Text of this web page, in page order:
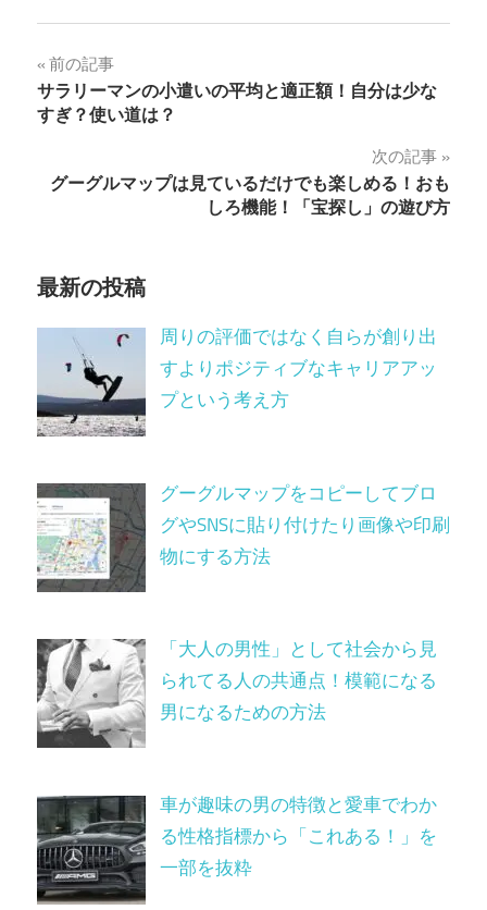
投
稿
ビ
ー
シ
ョ
ン
前の記事
サラリーマンの小遣いの平均と適正額！自分は少な
すぎ？使い道は？
次の記事
グーグルマップは見ているだけでも楽しめる！おも
しろ機能！「宝探し」の遊び方
最新の投稿
周りの評価ではなく自らが創り出
すよりポジティブなキャリアアッ
プという考え方
グーグルマップをコピーしてブロ
グやSNSに貼り付けたり画像や印刷
物にする方法
「大人の男性」として社会から見
られてる人の共通点！模範になる
男になるための方法
車が趣味の男の特徴と愛車でわか
る性格指標から「これある！」を
一部を抜粋